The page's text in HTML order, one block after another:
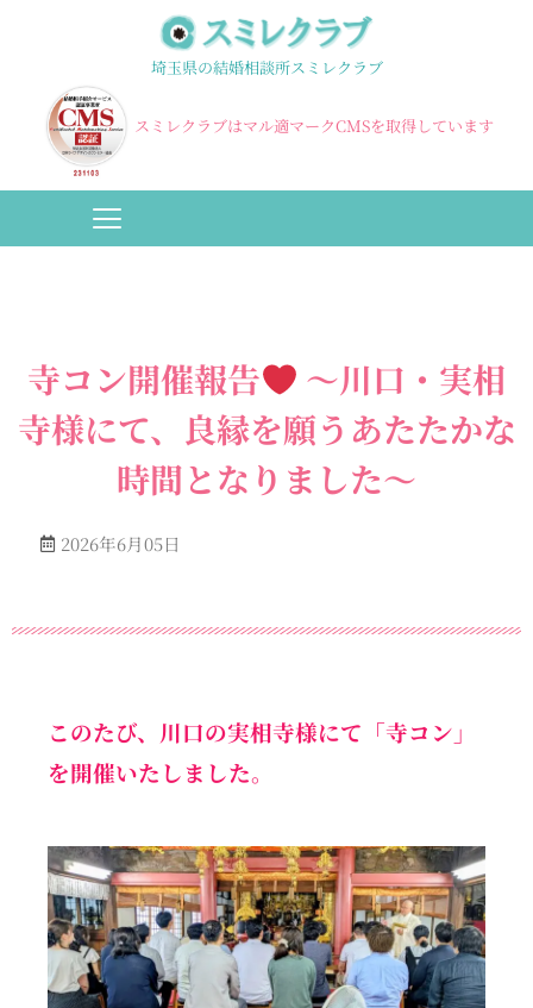
埼玉県の結婚相談所スミレクラブ
スミレクラブはマル適マークCMSを取得しています
寺コン開催報告
～川口・実相
寺様にて、良縁を願うあたたかな
時間となりました～
2026年6月05日
このたび、川口の実相寺様にて「寺コン」
を開催いたしました。